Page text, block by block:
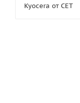
Kyocera от CET